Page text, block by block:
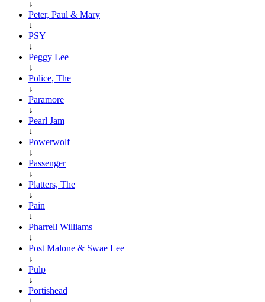
↓
Peter, Paul & Mary
↓
PSY
↓
Peggy Lee
↓
Police, The
↓
Paramore
↓
Pearl Jam
↓
Powerwolf
↓
Passenger
↓
Platters, The
↓
Pain
↓
Pharrell Williams
↓
Post Malone & Swae Lee
↓
Pulp
↓
Portishead